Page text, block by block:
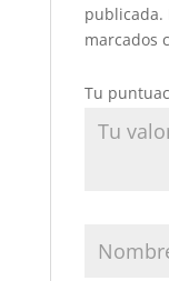
publicada.
marcados
Tu